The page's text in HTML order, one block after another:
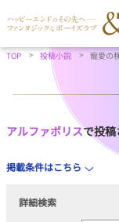
TOP 投稿小説 寵愛の
アルファポリスで投稿
掲載条件はこちら
詳細検索